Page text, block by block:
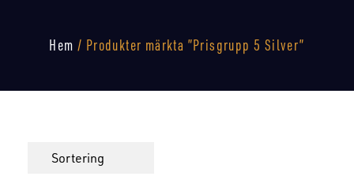
Hem / Produkter märkta ”Prisgrupp 5 Silver”